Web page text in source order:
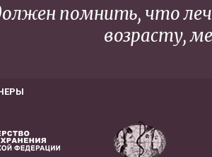
помнить, что
возрасту,